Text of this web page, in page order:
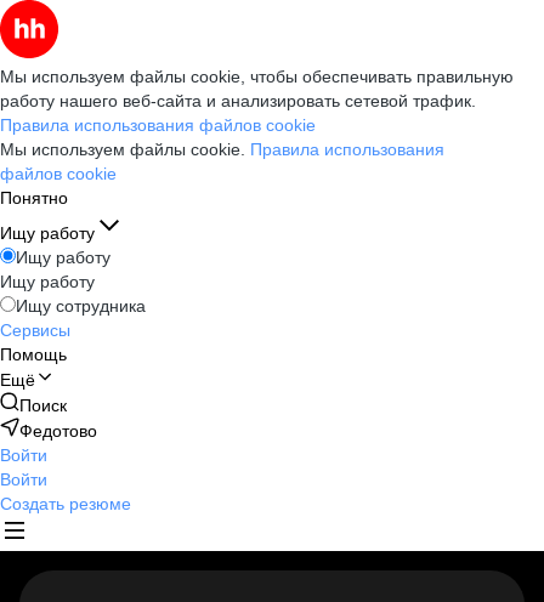
Мы используем файлы cookie, чтобы обеспечивать правильную
работу нашего веб-сайта и анализировать сетевой трафик.
Правила использования файлов cookie
Мы используем файлы cookie. Правила использования
файлов cookie
Понятно
Ищу работу
Ищу работу
Ищу работу
Ищу сотрудника
Сервисы
Помощь
Ещё
Поиск
Федотово
Войти
Войти
Создать резюме